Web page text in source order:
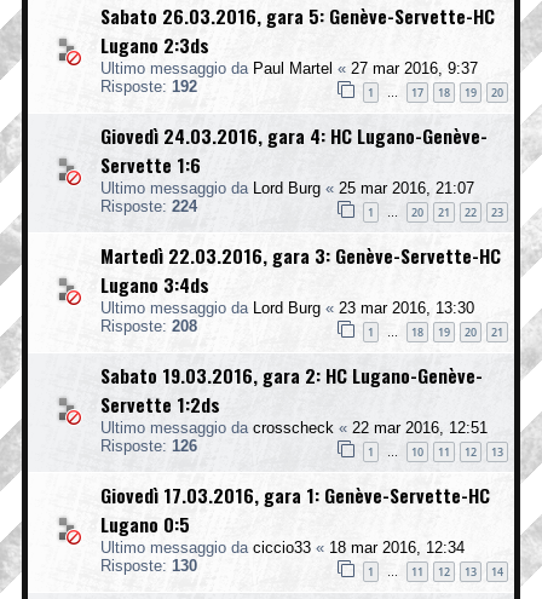
Sabato 26.03.2016, gara 5: Genève-Servette-HC
Lugano 2:3ds
Ultimo messaggio da Paul Martel « 27 mar 2016, 9:37
Risposte: 192 1 … 17 18 19 20
Giovedì 24.03.2016, gara 4: HC Lugano-Genève-
Servette 1:6
Ultimo messaggio da Lord Burg « 25 mar 2016, 21:07
Risposte: 224 1 … 20 21 22 23
Martedì 22.03.2016, gara 3: Genève-Servette-HC
Lugano 3:4ds
Ultimo messaggio da Lord Burg « 23 mar 2016, 13:30
Risposte: 208 1 … 18 19 20 21
Sabato 19.03.2016, gara 2: HC Lugano-Genève-
Servette 1:2ds
Ultimo messaggio da crosscheck « 22 mar 2016, 12:51
Risposte: 126 1 … 10 11 12 13
Giovedì 17.03.2016, gara 1: Genève-Servette-HC
Lugano 0:5
Ultimo messaggio da ciccio33 « 18 mar 2016, 12:34
Risposte: 130 1 … 11 12 13 14